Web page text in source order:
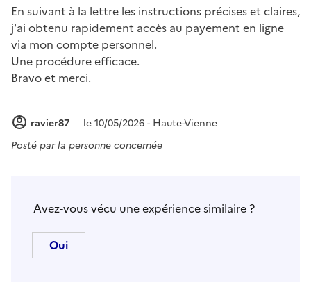
En suivant à la lettre les instructions précises et claires,
j'ai obtenu rapidement accès au payement en ligne
via mon compte personnel.
Une procédure efficace.
Bravo et merci.
ravier87
le 10/05/2026 - Haute-Vienne
Posté parla personne concernée
Avez-vous vécu une expérience similaire ?